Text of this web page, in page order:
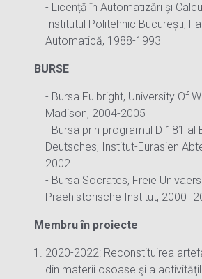
- Licență în Automatizări și
Institutul Politehnic București,
Automatică, 1988-1993
BURSE
- Bursa Fulbright, University Of
Madison, 2004-2005
- Bursa prin programul D-181 al
Deutsches, Institut-Eurasien
2002.
- Bursa Socrates, Freie
Praehistorische Institut, 2000-
Membru în proiecte
2020-2022: Reconstituirea
din materii osoase şi a